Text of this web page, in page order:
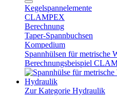
Kegelspannelemente
CLAMPEX
Berechnung
Taper-Spannbuchsen
Kompedium
Spannhülsen für metrische
Berechnungsbeispiel
Hydraulik
Zur Kategorie Hydraulik